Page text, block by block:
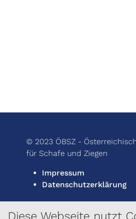
Diese Webseite nutzt
© 2023 ÖBSZ -
für Schafe und Ziegen
Impressum
Datenschutzerklärung